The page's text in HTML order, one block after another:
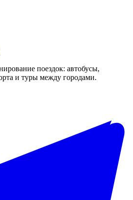
поездок: автобусы,
и туры между городами.